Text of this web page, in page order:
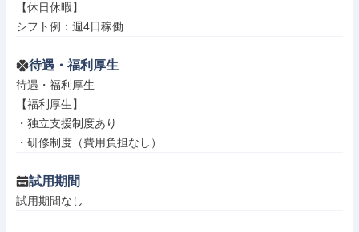
【休日休暇】
シフト例：週4日稼働
待遇・福利厚生
待遇・福利厚生
【福利厚生】
・独立支援制度あり
・研修制度（費用負担なし）
試用期間
試用期間なし